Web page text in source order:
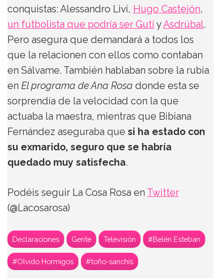
conquistas: Alessandro Livi, Hugo Castejón,
un futbolista que podría ser Guti yAsdrúbal.
Pero asegura que demandará a todos los
que la relacionen con ellos como contaban
en Sálvame. También hablaban sobre la rubia
en El programa de Ana Rosa donde esta se
sorprendía de la velocidad con la que
actuaba la maestra, mientras que Bibiana
Fernández aseguraba que si ha estado con
su exmarido, seguro que se habría
quedado muy satisfecha.
Podéis seguir La Cosa Rosa en Twitter
(@Lacosarosa)
Declaraciones Gente Televisión #Belén Esteban
#Olvido Hormigos #toño-sanchís